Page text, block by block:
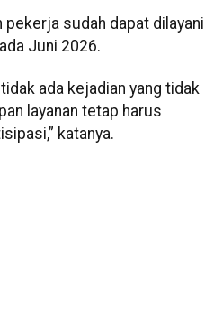
sudah dapat dilayani
Juni 2026.
ada kejadian yang tidak
layanan tetap harus
katanya.